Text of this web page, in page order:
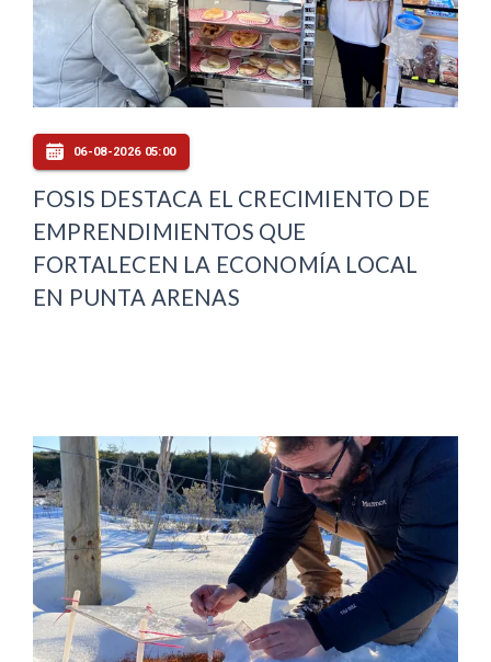
06-08-2026 05:00
FOSIS DESTACA EL CRECIMIENTO DE
EMPRENDIMIENTOS QUE
FORTALECEN LA ECONOMÍA LOCAL
EN PUNTA ARENAS